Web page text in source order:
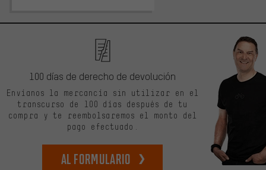
100 días de derecho de devolución
Envíanos la mercancía sin utilizar en el
transcurso de 100 días después de tu
compra y te reembolsaremos el monto del
pago efectuado.
Al formulario